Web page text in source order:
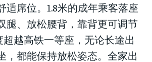
适席位。1.8米的成年乘客落座
腿、放松腰背，靠背更可调节
超越高铁一等座，无论长途出
，都能保持放松姿态。全家出